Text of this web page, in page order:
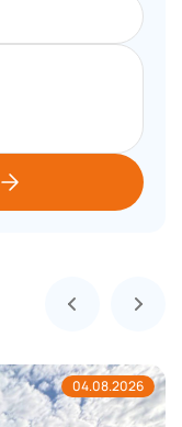
04.08.2026